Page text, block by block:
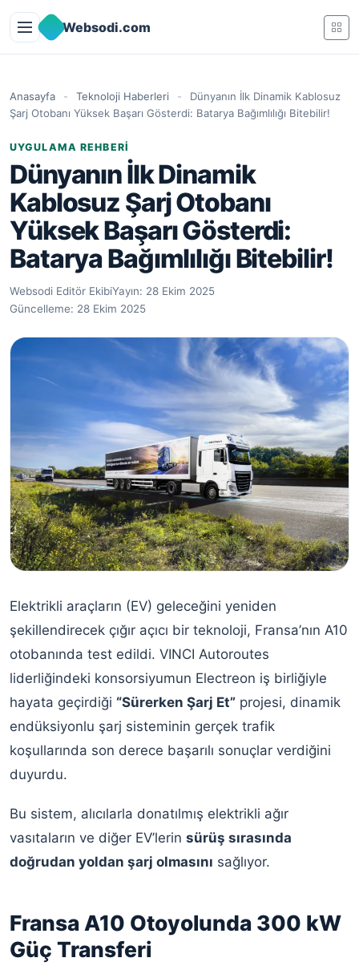
İçeriğe geçWebsodi.com
Anasayfa - Teknoloji Haberleri -
Dünyanın İlk Dinamik Kablosuz
Şarj Otobanı Yüksek Başarı Gösterdi: Batarya Bağımlılığı Bitebilir!
UYGULAMA REHBERI
Dünyanın İlk Dinamik
Kablosuz Şarj Otobanı
Yüksek Başarı Gösterdi:
Batarya Bağımlılığı Bitebilir!
Websodi Editör EkibiYayın: 28 Ekim 2025
Güncelleme: 28 Ekim 2025
Elektrikli araçların (EV) geleceğini yeniden
şekillendirecek çığır açıcı bir teknoloji, Fransa’nın A10
otobanında test edildi. VINCI Autoroutes
liderliğindeki konsorsiyumun Electreon iş birliğiyle
hayata geçirdiği “Sürerken Şarj Et” projesi, dinamik
endüksiyonlu şarj sisteminin gerçek trafik
koşullarında son derece başarılı sonuçlar verdiğini
duyurdu.
Bu sistem, alıcılarla donatılmış elektrikli ağır
vasıtaların ve diğer EV’lerin sürüş sırasında
doğrudan yoldan şarj olmasını sağlıyor.
Fransa A10 Otoyolunda 300 kW
Güç Transferi